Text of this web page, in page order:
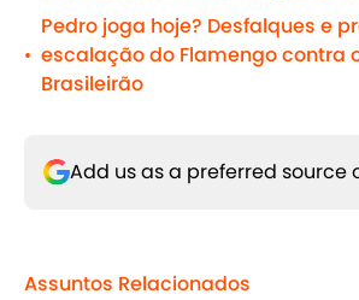
•
Pedro joga hoje? Desfalques e
escalação do Flamengo contra
Brasileirão
Add us as a preferred source
Assuntos Relacionados